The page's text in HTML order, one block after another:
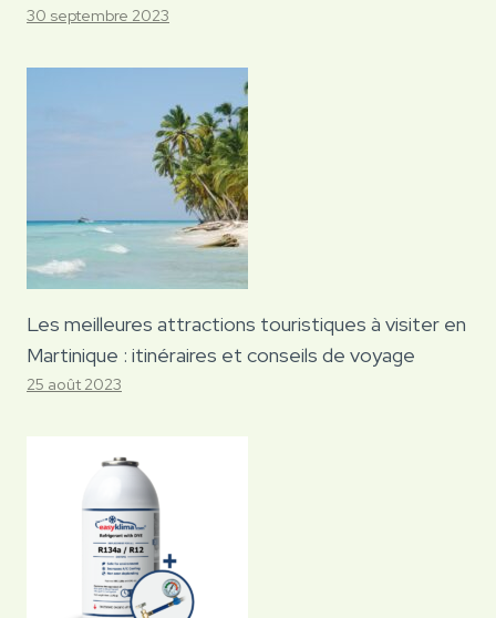
30 septembre 2023
Les meilleures attractions touristiques à visiter en
Martinique : itinéraires et conseils de voyage
25 août 2023